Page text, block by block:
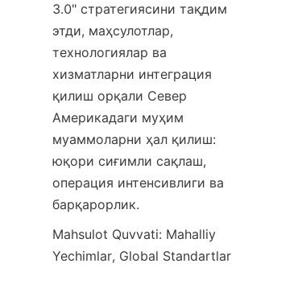
3.0" стратегиясини тақдим
этди, маҳсулотлар,
технологиялар ва
хизматларни интеграция
қилиш орқали Север
Америкадаги муҳим
муаммоларни ҳал қилиш:
юқори сиғимли сақлаш,
операция интенсивлиги ва
барқарорлик.
Mahsulot Quvvati: Mahalliy
Yechimlar, Global Standartlar